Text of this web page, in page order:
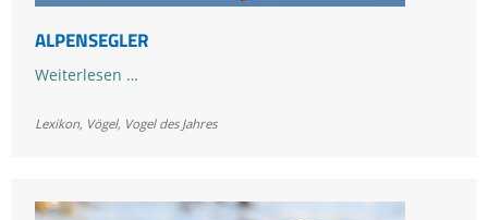
ALPENSEGLER
Weiterlesen …Alpensegler
Lexikon, Vögel, Vogel des Jahres